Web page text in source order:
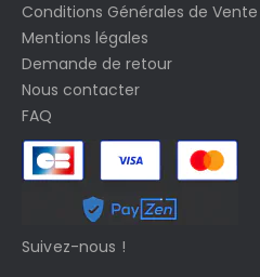
Conditions Générales de Vente
Mentions légales
Demande de retour
Nous contacter
FAQ
Suivez-nous !